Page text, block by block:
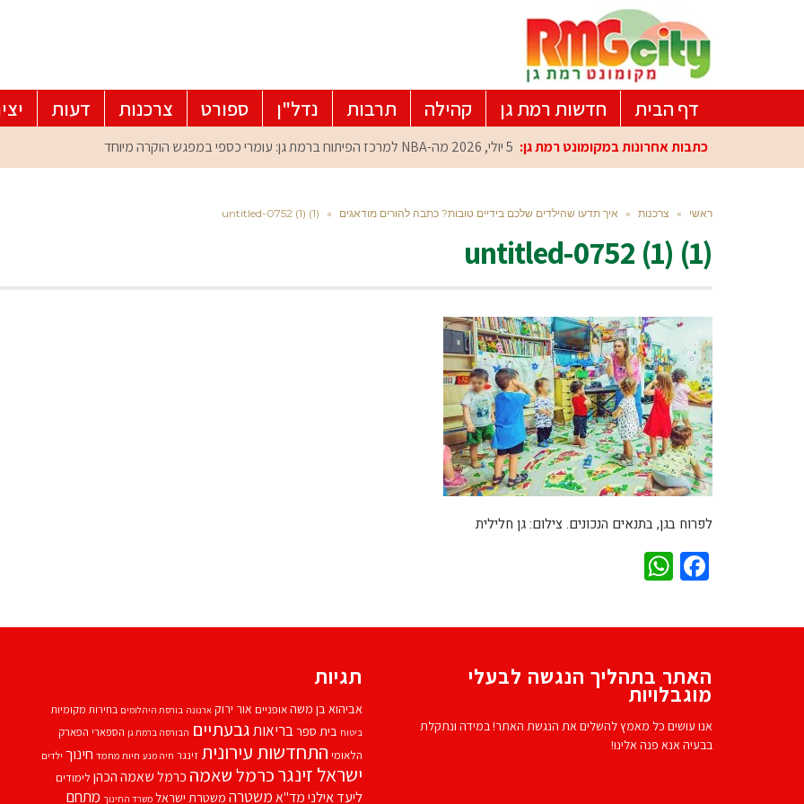
דף הבית חדשות רמת גן קהילה תרבות נדל"ן ספורט צרכנות דעות
כתבות אחרונות במקומונט רמת גן: 5 יולי, 2026 מה-NBA למרכז הפיתוח ברמת גן: עומרי כספי במפגש הוקרה מיוחד
ראשי » צרכנות » איך תדעו שהילדים שלכם בידיים טובות? כתבה להורים מודאגים »
untitled-0752 (1) (1)
untitled-0752 (1) (1)
לפרוח בגן, בתנאים הנכונים. צילום: גן חלילית
Facebook
האתר בתהליך הנגשה לבעלי
מוגבלויות
אנו עושים כל מאמץ להשלים את הנגשת האתר! במידה ונתקלת
בבעיה אנא פנה אלינו!
תגיות
אביהוא בן משהאופניים אור ירוק ארנונה בורסת היהלומים בחירות מקומיות
ביטוח בית ספרבריאותגבעתיים הבורסה ברמת גן הספארי הפארק
הלאומי התחדשות עירוניתזינגר חיה מנע חיות מחמד חינוך ילדים
ישראל זינגרכרמל שאמה כרמל שאמה הכהן לימודים
ליעד אילנימד''אמשטרה משטרת ישראל משרד החינוך מתחם